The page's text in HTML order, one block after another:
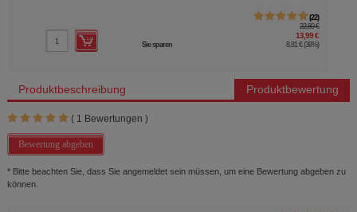
22
22,80 €
13,99 €
Sie sparen 8,81 € (39%)
Produktbeschreibung Produktbewertung
( 1 Bewertungen )
Bewertung abgeben
* Bitte beachten Sie, dass Sie angemeldet sein müssen, um eine Bewertung abgeben zu
können.